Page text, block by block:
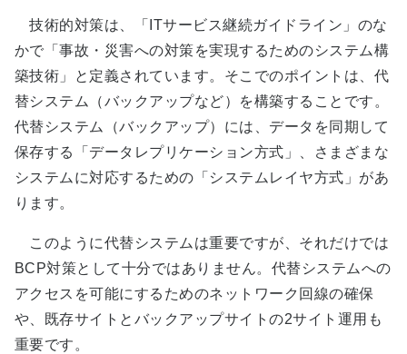
技術的対策は、「ITサービス継続ガイドライン」のな
かで「事故・災害への対策を実現するためのシステム構
築技術」と定義されています。そこでのポイントは、代
替システム（バックアップなど）を構築することです。
代替システム（バックアップ）には、データを同期して
保存する「データレプリケーション方式」、さまざまな
システムに対応するための「システムレイヤ方式」があ
ります。
このように代替システムは重要ですが、それだけでは
BCP対策として十分ではありません。代替システムへの
アクセスを可能にするためのネットワーク回線の確保
や、既存サイトとバックアップサイトの2サイト運用も
重要です。